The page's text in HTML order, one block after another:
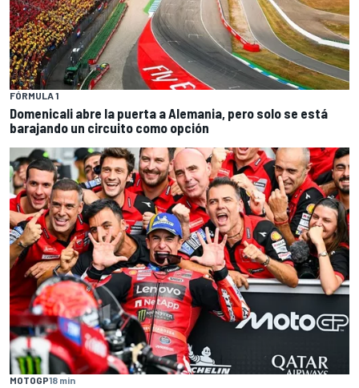
FÓRMULA 1
Domenicali abre la puerta a Alemania, pero solo se está
barajando un circuito como opción
MOTOGP18 min